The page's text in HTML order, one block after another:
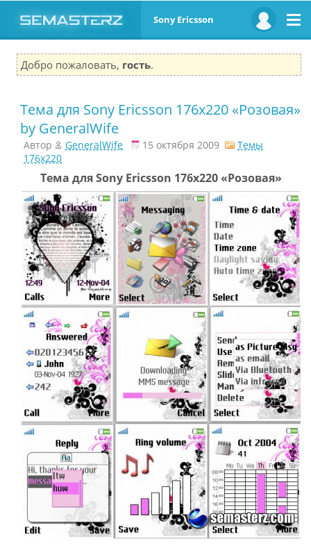
Sony Ericsson
Добро пожаловать, гость.
Тема для Sony Ericsson 176х220 «Розовая»
by GeneralWife
Автор GeneralWife 15 октября 2009
Темы
176x220
Тема для Sony Ericsson 176х220 «Розовая»